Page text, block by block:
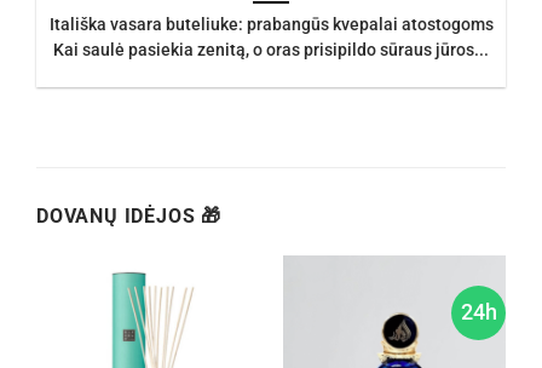
Itališka vasara buteliuke: prabangūs kvepalai atostogoms
Kai saulė pasiekia zenitą, o oras prisipildo sūraus jūros...
DOVANŲ IDĖJOS 🎁
24h